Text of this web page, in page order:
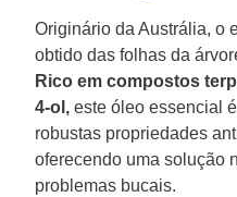
Originário da Austrália, o
obtido das folhas da
Rico em compostos
4-ol, este óleo essencial
robustas propriedades
oferecendo uma solução
problemas bucais.